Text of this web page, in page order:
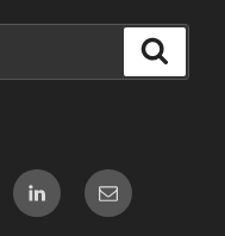
LInkedIn メ
ー